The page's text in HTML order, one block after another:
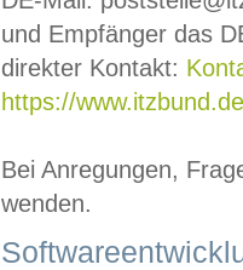
und Empfänger das
direkter Kontakt:
https://
Bei Anregungen,
wenden.